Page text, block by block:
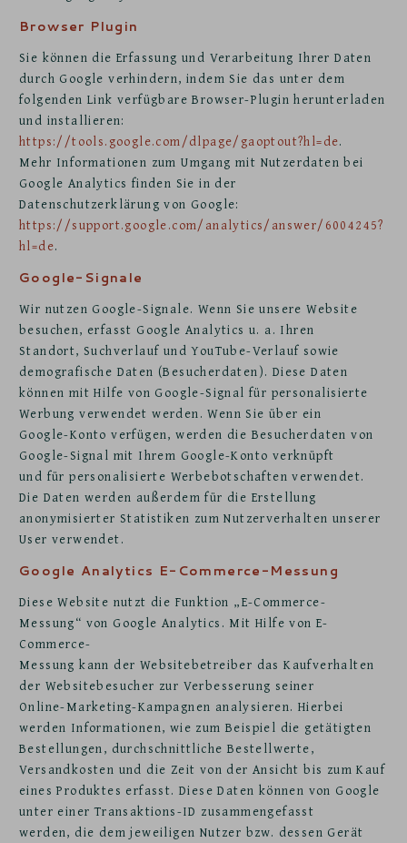
Browser Plugin
Sie können die Erfassung und Verarbeitung Ihrer Daten
durch Google verhindern, indem Sie das unter dem
folgenden Link verfügbare Browser-Plugin herunterladen
und installieren:
https://tools.google.com/dlpage/gaoptout?hl=de.
Mehr Informationen zum Umgang mit Nutzerdaten bei
Google Analytics finden Sie in der
Datenschutzerklärung von Google:
https://support.google.com/analytics/answer/6004245?
hl=de.
Google-Signale
Wir nutzen Google-Signale. Wenn Sie unsere Website
besuchen, erfasst Google Analytics u. a. Ihren
Standort, Suchverlauf und YouTube-Verlauf sowie
demografische Daten (Besucherdaten). Diese Daten
können mit Hilfe von Google-Signal für personalisierte
Werbung verwendet werden. Wenn Sie über ein
Google-Konto verfügen, werden die Besucherdaten von
Google-Signal mit Ihrem Google-Konto verknüpft
und für personalisierte Werbebotschaften verwendet.
Die Daten werden außerdem für die Erstellung
anonymisierter Statistiken zum Nutzerverhalten unserer
User verwendet.
Google Analytics E-Commerce-Messung
Diese Website nutzt die Funktion „E-Commerce-
Messung“ von Google Analytics. Mit Hilfe von E-
Commerce-
Messung kann der Websitebetreiber das Kaufverhalten
der Websitebesucher zur Verbesserung seiner
Online-Marketing-Kampagnen analysieren. Hierbei
werden Informationen, wie zum Beispiel die getätigten
Bestellungen, durchschnittliche Bestellwerte,
Versandkosten und die Zeit von der Ansicht bis zum Kauf
eines Produktes erfasst. Diese Daten können von Google
unter einer Transaktions-ID zusammengefasst
werden, die dem jeweiligen Nutzer bzw. dessen Gerät